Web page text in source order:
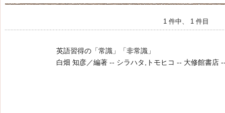
1 件中、 1 件目
英語習得の「常識」「非常識」
白畑 知彦／編著 -- シラハタ,トモヒコ -- 大修館書店